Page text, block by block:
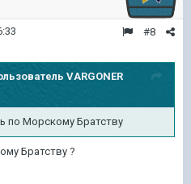
#8
VARGONER
по Морскому Братству
Братству ?